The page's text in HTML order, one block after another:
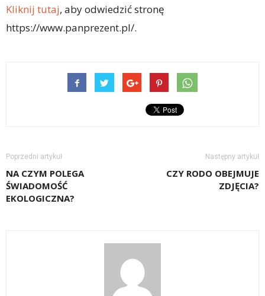
Kliknij tutaj, aby odwiedzić stronę
https://www.panprezent.pl/.
Poprzedni artykuł
NA CZYM POLEGA
ŚWIADOMOŚĆ
EKOLOGICZNA?
Następny artykuł
CZY RODO OBEJMUJE
ZDJĘCIA?